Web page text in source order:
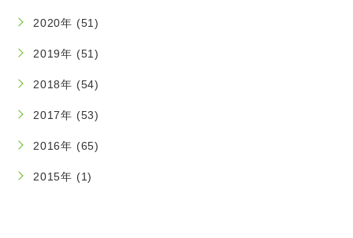
2020年 (51)
2019年 (51)
2018年 (54)
2017年 (53)
2016年 (65)
2015年 (1)